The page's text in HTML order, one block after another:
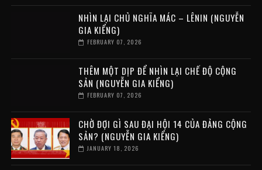
NHÌN LẠI CHỦ NGHĨA MÁC – LÊNIN (NGUYỄN
GIA KIỂNG)
FEBRUARY 07, 2026
THÊM MỘT DỊP ĐỂ NHÌN LẠI CHẾ ĐỘ CỘNG
SẢN (NGUYỄN GIA KIỂNG)
FEBRUARY 07, 2026
CHỜ ĐỢI GÌ SAU ĐẠI HỘI 14 CỦA ĐẢNG CỘNG
SẢN? (NGUYỄN GIA KIỂNG)
JANUARY 18, 2026